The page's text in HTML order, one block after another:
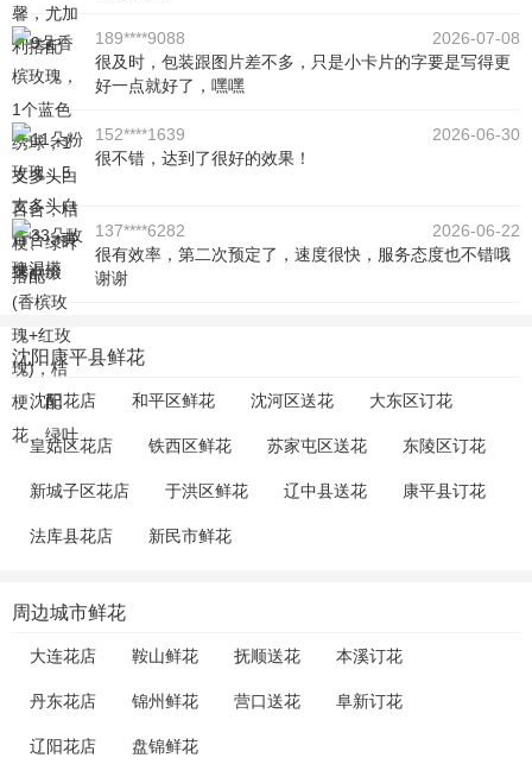
189****9088
2026-07-08
很及时，包装跟图片差不多，只是小卡片的字要是写得更
好一点就好了，嘿嘿
152****1639
2026-06-30
很不错，达到了很好的效果！
137****6282
2026-06-22
很有效率，第二次预定了，速度很快，服务态度也不错哦
谢谢
沈阳康平县鲜花
沈阳花店 和平区鲜花 沈河区送花 大东区订花
皇姑区花店 铁西区鲜花 苏家屯区送花 东陵区订花
新城子区花店 于洪区鲜花 辽中县送花 康平县订花
法库县花店 新民市鲜花
周边城市鲜花
大连花店 鞍山鲜花 抚顺送花 本溪订花
丹东花店 锦州鲜花 营口送花 阜新订花
辽阳花店 盘锦鲜花